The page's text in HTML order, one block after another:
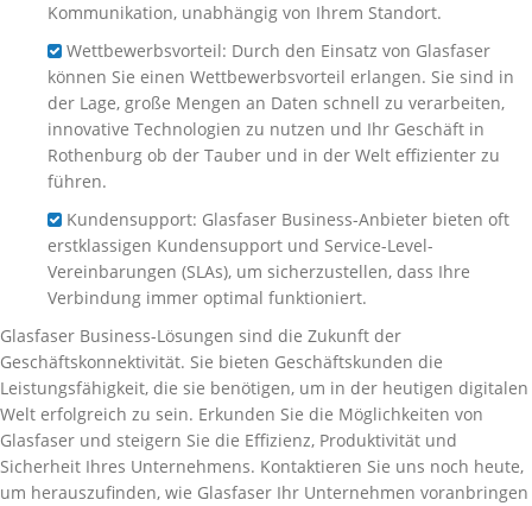
Kommunikation, unabhängig von Ihrem Standort.
Wettbewerbsvorteil: Durch den Einsatz von Glasfaser
können Sie einen Wettbewerbsvorteil erlangen. Sie sind in
der Lage, große Mengen an Daten schnell zu verarbeiten,
innovative Technologien zu nutzen und Ihr Geschäft in
Rothenburg ob der Tauber und in der Welt effizienter zu
führen.
Kundensupport: Glasfaser Business-Anbieter bieten oft
erstklassigen Kundensupport und Service-Level-
Vereinbarungen (SLAs), um sicherzustellen, dass Ihre
Verbindung immer optimal funktioniert.
Glasfaser Business-Lösungen sind die Zukunft der
Geschäftskonnektivität. Sie bieten Geschäftskunden die
Leistungsfähigkeit, die sie benötigen, um in der heutigen digitalen
Welt erfolgreich zu sein. Erkunden Sie die Möglichkeiten von
Glasfaser und steigern Sie die Effizienz, Produktivität und
Sicherheit Ihres Unternehmens. Kontaktieren Sie uns noch heute,
um herauszufinden, wie Glasfaser Ihr Unternehmen voranbringen